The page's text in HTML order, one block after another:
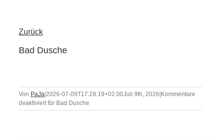
Zurück
Bad Dusche
Von PaJa 2026-07-09T17:28:19+02:00Juli 9th, 2026 Kommentare
deaktiviertfür Bad Dusche